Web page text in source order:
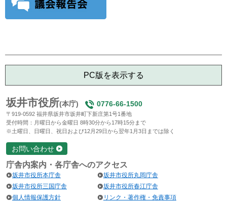
PC版を表示する
坂井市役所(本庁) 0776-66-1500
〒919-0592 福井県坂井市坂井町下新庄第1号1番地
受付時間：月曜日から金曜日 8時30分から17時15分まで
※土曜日、日曜日、祝日および12月29日から翌年1月3日までは除く
お問い合わせ
庁舎内案内・各庁舎へのアクセス
坂井市役所本庁舎
坂井市役所丸岡庁舎
坂井市役所三国庁舎
坂井市役所春江庁舎
個人情報保護方針
リンク・著作権・免責事項